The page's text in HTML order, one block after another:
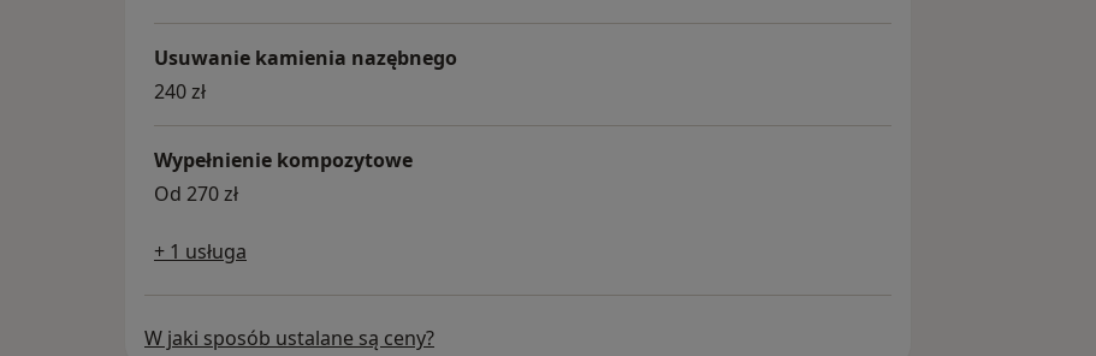
Usuwanie kamienia nazębnego
240 zł
Wypełnienie kompozytowe
Od 270 zł
+ 1 usługa
W jaki sposób ustalane są ceny?